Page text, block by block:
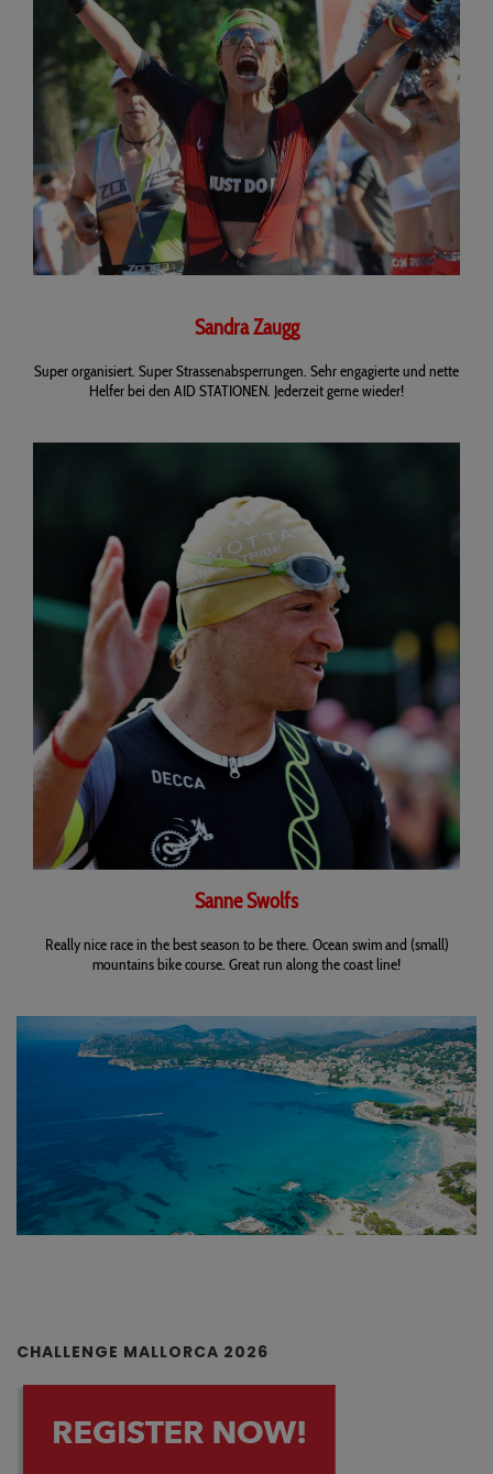
Sandra Zaugg
Super organisiert. Super Strassenabsperrungen. Sehr engagierte und nette
Helfer bei den AID STATIONEN. Jederzeit gerne wieder!
Sanne Swolfs
Really nice race in the best season to be there. Ocean swim and (small)
mountains bike course. Great run along the coast line!
CHALLENGE MALLORCA 2026